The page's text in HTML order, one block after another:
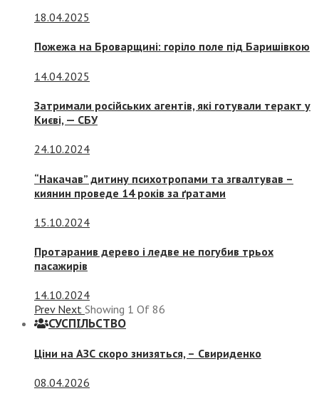
18.04.2025
Пожежа на Броварщині: горіло поле під Баришівкою
14.04.2025
Затримали російських агентів, які готували теракт у
Києві, — СБУ
24.10.2024
“Накачав” дитину психотропами та згвалтував –
киянин проведе 14 років за ґратами
15.10.2024
Протаранив дерево і ледве не погубив трьох
пасажирів
14.10.2024
Prev Next Showing 1 Of 86
СУСПIЛЬСТВО
Ціни на АЗС скоро знизяться, – Свириденко
08.04.2026